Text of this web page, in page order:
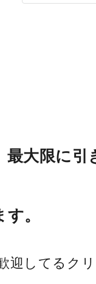
大限に引
。
迎してるク